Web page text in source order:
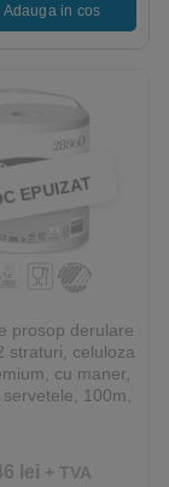
Adauga in cos
EPUIZAT
prosop derulare
straturi, celuloza
cu maner,
100m,
lei + TVA